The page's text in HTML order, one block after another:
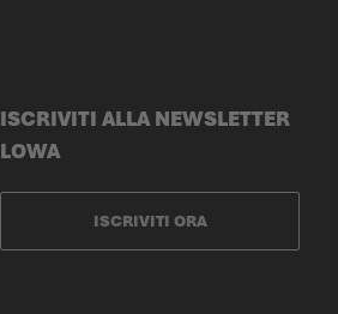
ISCRIVITI ALLA NEWSLETTER
LOWA
ISCRIVITI ORA